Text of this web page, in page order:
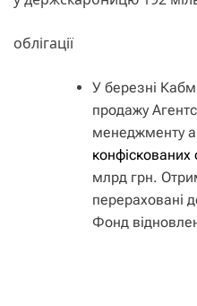
облігації
У березні
продажу
менеджменту
конфіскованих
млрд грн.
перераховані
Фонд